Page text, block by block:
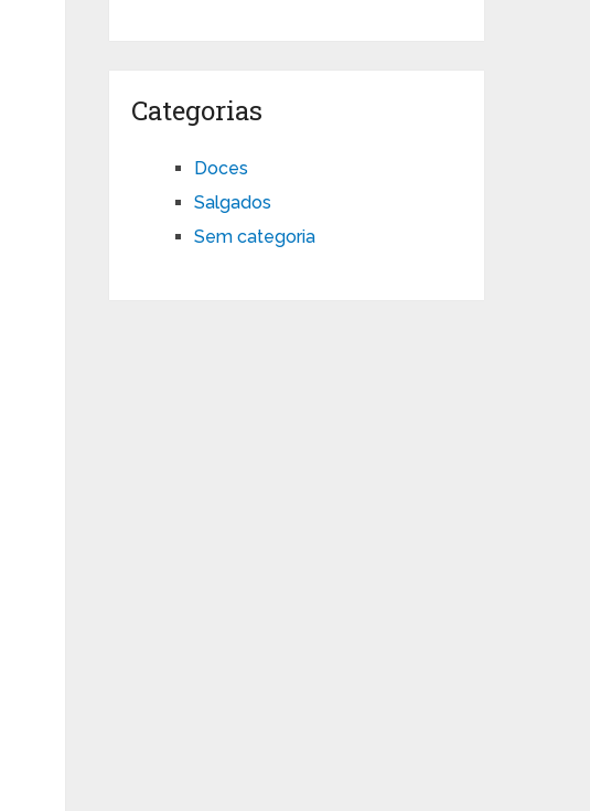
Categorias
Doces
Salgados
Sem categoria